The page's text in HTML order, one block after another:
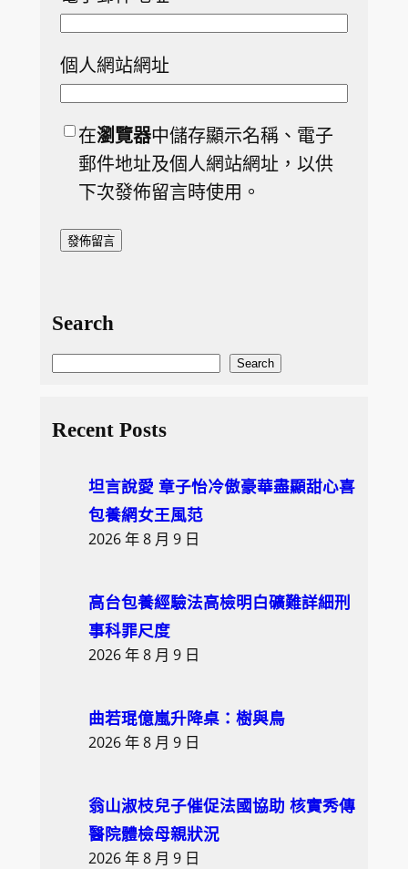
個人網站網址
在瀏覽器中儲存顯示名稱、電子
郵件地址及個人網站網址，以供
下次發佈留言時使用。
Search
S
a
Search
Recent Posts
坦言說愛 章子怡冷傲豪華盡顯甜心喜
包養網女王風范
2026 年 8 月 9 日
高台包養經驗法高檢明白礦難詳細刑
事科罪尺度
2026 年 8 月 9 日
曲若琨億嵐升降桌：樹與鳥
2026 年 8 月 9 日
翁山淑枝兒子催促法國協助 核實秀傳
醫院體檢母親狀況
2026 年 8 月 9 日